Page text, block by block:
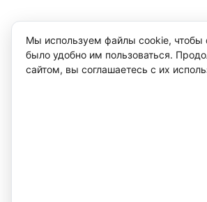
Мы используем файлы cookie, чтобы
было удобно им пользоваться.
сайтом, вы соглашаетесь с их